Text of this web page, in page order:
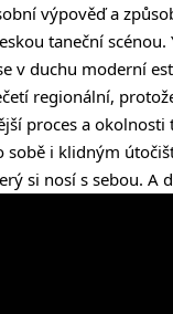
výpověď a
taneční
v duchu moderní
regionální,
proces a
sobě i klidným
si nosí s sebou. A